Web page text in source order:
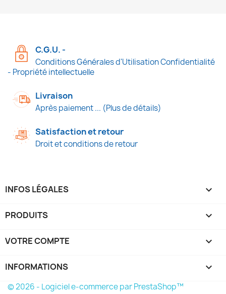
C.G.U. -
Conditions Générales d'Utilisation Confidentialité
- Propriété intellectuelle
Livraison
Après paiement ... (Plus de détails)
Satisfaction et retour
Droit et conditions de retour
INFOS LÉGALES 
PRODUITS 
VOTRE COMPTE 
INFORMATIONS keyboard_arrow_down
© 2026 - Logiciel e-commerce par PrestaShop™